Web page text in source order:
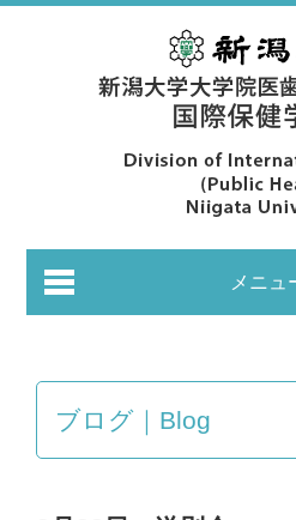
メニュ
あいさつ｜
ブログ｜Blog